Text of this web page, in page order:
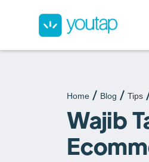
Home Blog Tips
Wajib